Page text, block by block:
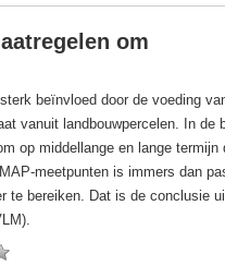
om
beïnvloed door de voeding
vanuit landbouwpercelen. In de
op middellange en lange termijn
meetpunten is immers dan
te bereiken. Dat is de conclusie